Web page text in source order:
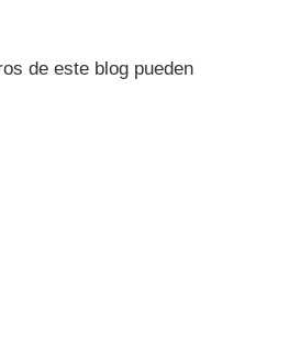
de este blog pueden